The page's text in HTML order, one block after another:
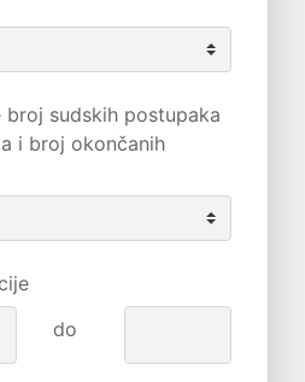
broj sudskih postupaka
i broj okončanih
do